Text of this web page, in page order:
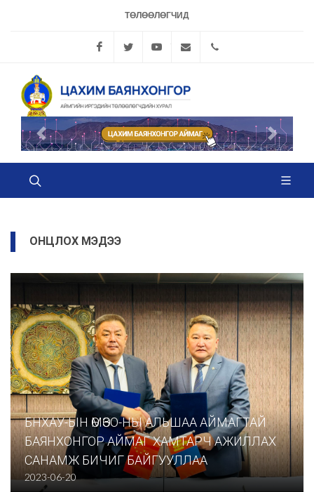
ТӨЛӨӨЛӨГЧИД
FacebookTwitter YouTube
Өмнөх Дараах
ОНЦЛОХ МЭДЭЭ
БНХАУ-ЫН ӨМӨЗО-НЫ АЛЬШАА АЙМАГТАЙ
БАЯНХОНГОР АЙМАГ ХАМТАРЧ АЖИЛЛАХ
САНАМЖ БИЧИГ БАЙГУУЛЛАА
2023-06-20